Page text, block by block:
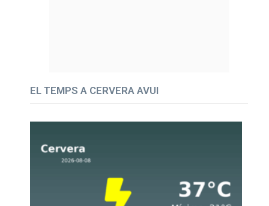
EL TEMPS A CERVERA AVUI